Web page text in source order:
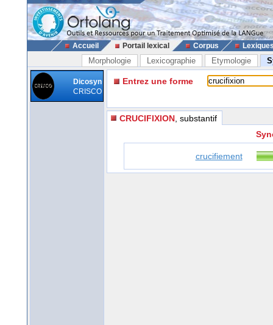
Accueil Portail lexical Corpus
Morphologie Lexicographie Etymologie
Dicosyn
CRISCO
Entrez une forme
CRUCIFIXION , substantif
crucifiement